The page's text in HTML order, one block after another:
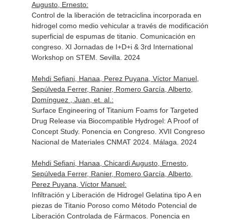
Augusto, Ernesto:
Control de la liberación de tetraciclina incorporada en
hidrogel como medio vehicular a través de modificación
superficial de espumas de titanio. Comunicación en
congreso. XI Jornadas de I+D+i & 3rd International
Workshop on STEM. Sevilla. 2024
Mehdi Sefiani, Hanaa, Perez Puyana, Víctor Manuel,
Sepúlveda Ferrer, Ranier, Romero García, Alberto,
Domínguez , Juan, et. al.:
Surface Engineering of Titanium Foams for Targeted
Drug Release via Biocompatible Hydrogel: A Proof of
Concept Study. Ponencia en Congreso. XVII Congreso
Nacional de Materiales CNMAT 2024. Málaga. 2024
Mehdi Sefiani, Hanaa, Chicardi Augusto, Ernesto,
Sepúlveda Ferrer, Ranier, Romero García, Alberto,
Perez Puyana, Víctor Manuel:
Infiltración y Liberación de Hidrogel Gelatina tipo A en
piezas de Titanio Poroso como Método Potencial de
Liberación Controlada de Fármacos. Ponencia en